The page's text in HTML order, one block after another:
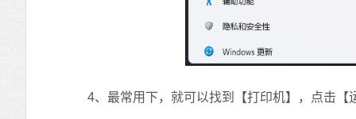
4、最常用下，就可以找到【打印机】，点击【